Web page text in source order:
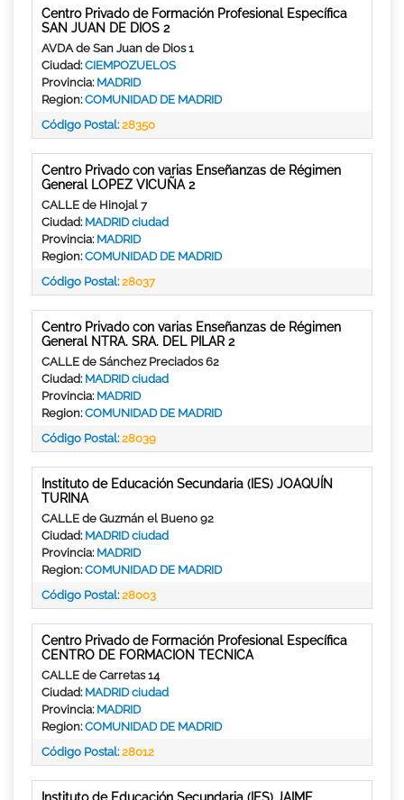
Centro Privado de Formación Profesional Específica
SAN JUAN DE DIOS 2
AVDA de San Juan de Dios 1
Ciudad:CIEMPOZUELOS
Provincia: MADRID
Region:COMUNIDAD DE MADRID
Código Postal:28350
Centro Privado con varias Enseñanzas de Régimen
General LOPEZ VICUÑA 2
CALLE de Hinojal 7
Ciudad: MADRID ciudad
Provincia: MADRID
Region:COMUNIDAD DE MADRID
Código Postal:28037
Centro Privado con varias Enseñanzas de Régimen
General NTRA. SRA. DEL PILAR 2
CALLE de Sánchez Preciados 62
Ciudad: MADRID ciudad
Provincia: MADRID
Region:COMUNIDAD DE MADRID
Código Postal:28039
Instituto de Educación Secundaria (IES) JOAQUÍN
TURINA
CALLE de Guzmán el Bueno 92
Ciudad: MADRID ciudad
Provincia: MADRID
Region:COMUNIDAD DE MADRID
Código Postal:28003
Centro Privado de Formación Profesional Específica
CENTRO DE FORMACION TECNICA
CALLE de Carretas 14
Ciudad: MADRID ciudad
Provincia: MADRID
Region:COMUNIDAD DE MADRID
Código Postal:28012